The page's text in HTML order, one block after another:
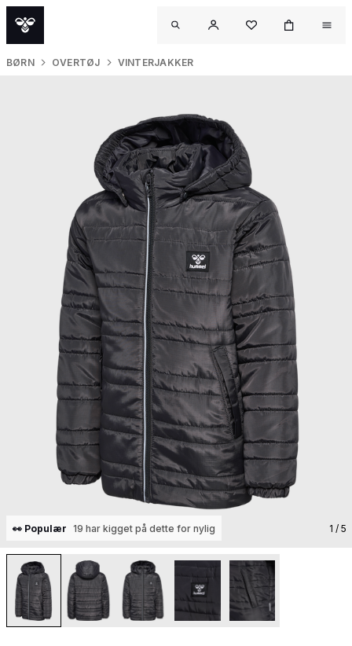
BØRN OVERTØJ VINTERJAKKER
👀 Populær 19 har kigget på dette for nylig 1 / 5